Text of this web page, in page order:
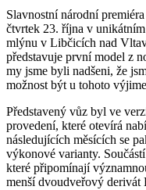
Slavnostní národní
čtvrtek 23. října v
mlýnu v Libčicích nad
představuje první model z
my jsme byli nadšeni, že
možnost být u tohoto
Představený vůz byl ve
provedení, které otevírá
následujících měsících se
výkonové varianty.
které připomínají
menší dvoudveřový derivát